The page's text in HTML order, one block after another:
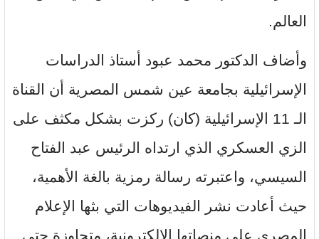
العالم.
وأضاف الدكتور محمد عبود أستاذ الدراسات
الإسرائيلية بجامعة عين شمس المصرية أن القناة
الـ 11 الإسرائيلية (كان) ركزت بشكل مكثف على
الزي العسكري الذي ارتداه الرئيس عبد الفتاح
السيسي، واعتبرته رسالة رمزية بالغة الأهمية،
حيث أعادت نشر الفيديوهات التي بثها الإعلام
المصري على منصاتها الإلكترونية، متجاوزة حتى